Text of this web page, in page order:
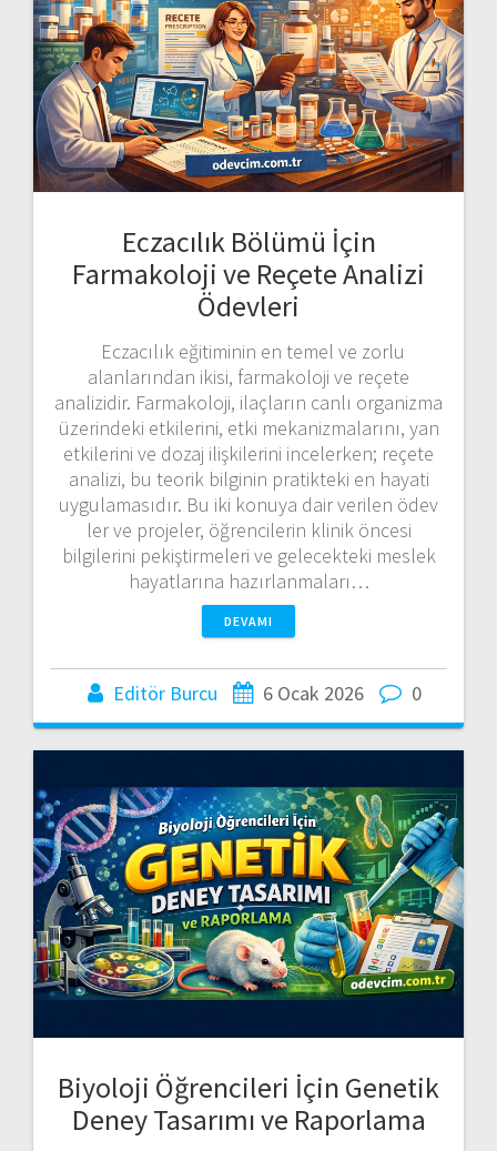
Eczacılık Bölümü İçin
Farmakoloji ve Reçete Analizi
Ödevleri
Eczacılık eğitiminin en temel ve zorlu
alanlarından ikisi, farmakoloji ve reçete
analizidir. Farmakoloji, ilaçların canlı organizma
üzerindeki etkilerini, etki mekanizmalarını, yan
etkilerini ve dozaj ilişkilerini incelerken; reçete
analizi, bu teorik bilginin pratikteki en hayati
uygulamasıdır. Bu iki konuya dair verilen ödev
ler ve projeler, öğrencilerin klinik öncesi
bilgilerini pekiştirmeleri ve gelecekteki meslek
hayatlarına hazırlanmaları…
DEVAMI
Editör Burcu 6 Ocak 2026 0
Biyoloji Öğrencileri İçin Genetik
Deney Tasarımı ve Raporlama